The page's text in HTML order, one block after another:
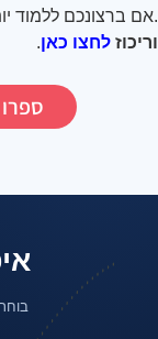
.אם ברצונכם ללמוד
וריכוז לחצו כאן.